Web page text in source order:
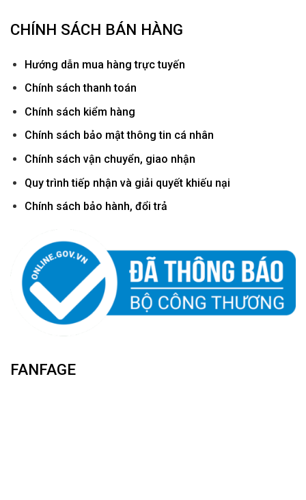
CHÍNH SÁCH BÁN HÀNG
Hướng dẫn mua hàng trực tuyến
Chính sách thanh toán
Chính sách kiểm hàng
Chính sách bảo mật thông tin cá nhân
Chính sách vận chuyển, giao nhận
Quy trình tiếp nhận và giải quyết khiếu nại
Chính sách bảo hành, đổi trả
FANFAGE